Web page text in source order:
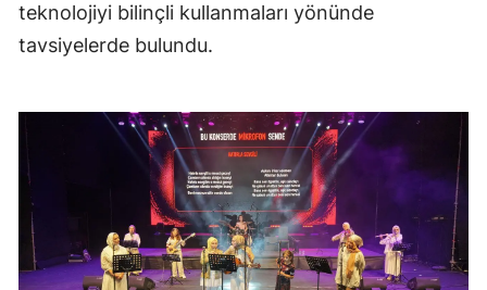
teknolojiyi bilinçli kullanmaları yönünde
tavsiyelerde bulundu.